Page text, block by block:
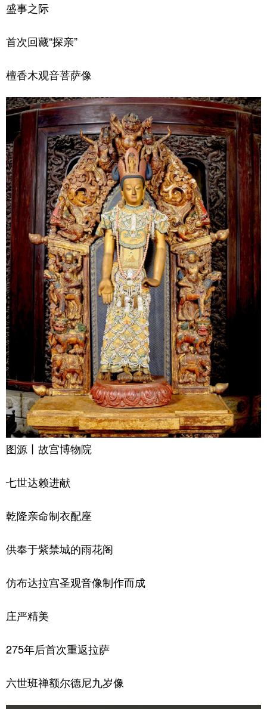
盛事之际
首次回藏“探亲”
檀香木观音菩萨像
图源丨故宫博物院
七世达赖进献
乾隆亲命制衣配座
供奉于紫禁城的雨花阁
仿布达拉宫圣观音像制作而成
庄严精美
275年后首次重返拉萨
六世班禅额尔德尼九岁像